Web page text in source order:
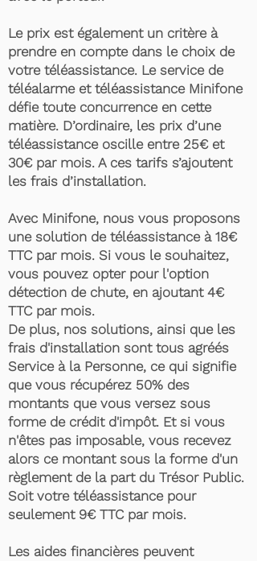
Le prix est également un critère à
prendre en compte dans le choix de
votre téléassistance. Le service de
téléalarme et téléassistance Minifone
défie toute concurrence en cette
matière. D’ordinaire, les prix d’une
téléassistance oscille entre 25€ et
30€ par mois. A ces tarifs s’ajoutent
les frais d’installation.
Avec Minifone, nous vous proposons
une solution de téléassistance à 18€
TTC par mois. Si vous le souhaitez,
vous pouvez opter pour l'option
détection de chute, en ajoutant 4€
TTC par mois.
De plus, nos solutions, ainsi que les
frais d'installation sont tous agréés
Service à la Personne, ce qui signifie
que vous récupérez 50% des
montants que vous versez sous
forme de crédit d'impôt. Et si vous
n'êtes pas imposable, vous recevez
alors ce montant sous la forme d'un
règlement de la part du Trésor Public.
Soit votre téléassistance pour
seulement 9€ TTC par mois.
Les aides financières peuvent